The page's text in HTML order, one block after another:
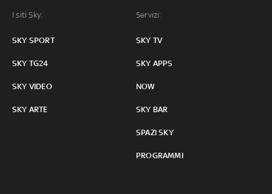
I siti Sky:
SKY SPORT
SKY TG24
SKY VIDEO
SKY ARTE
Servizi:
SKY TV
SKY APPS
NOW
SKY BAR
SPAZI SKY
PROGRAMMI